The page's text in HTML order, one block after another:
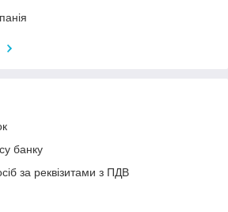
банку
за реквізитами з ПДВ